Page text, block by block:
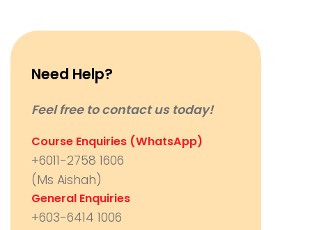
Need Help?
Feel free to contact us today!
Course Enquiries (WhatsApp)
+6011-2758 1606
(Ms Aishah)
General Enquiries
+603-6414 1006